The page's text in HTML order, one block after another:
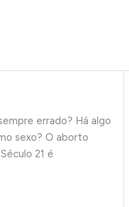
errado? Há algo
sexo? O aborto
21 é